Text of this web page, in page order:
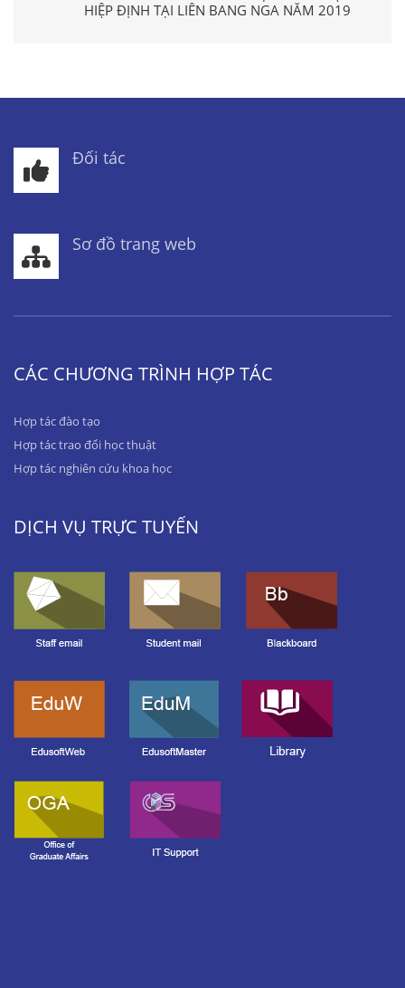
HIỆP ĐỊNH TẠI LIÊN BANG NGA NĂM 2019
Đối tác
Sơ đồ trang web
CÁC CHƯƠNG TRÌNH HỢP TÁC
Hợp tác đào tạo
Hợp tác trao đổi học thuật
Hợp tác nghiên cứu khoa học
DỊCH VỤ TRỰC TUYẾN